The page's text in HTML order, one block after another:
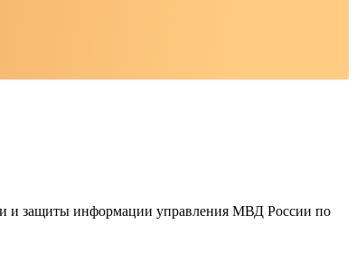
и защиты информации управления МВД России по